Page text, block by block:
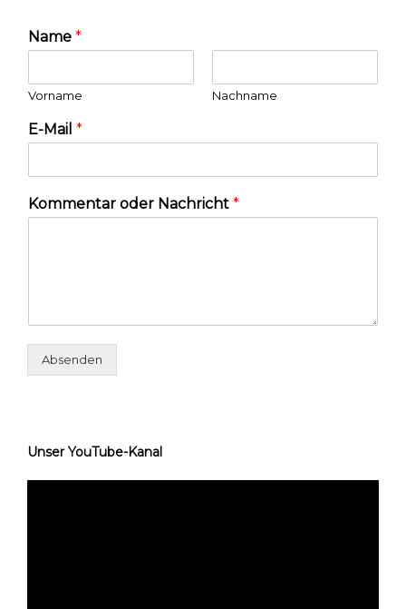
Name *
Vorname Nachname
E-Mail *
Kommentar oder Nachricht *
Absenden
Unser YouTube-Kanal